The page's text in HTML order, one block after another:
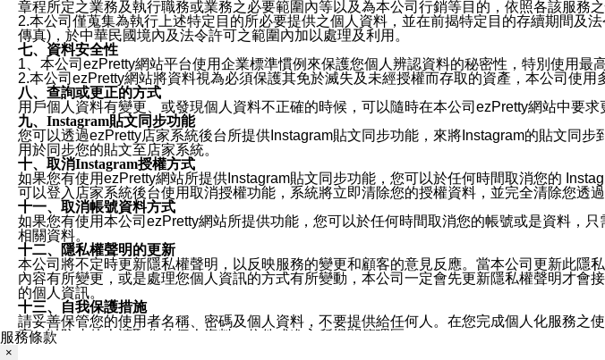
章程所定之業務及執行職務或業務之必要範圍內等以及為本公司行銷等目的，依照各該服務
2.本公司僅蒐集為執行上述特定目的所必要提供之個人資料，並在前揭特定目的存續期間及
傳真)，於中華民國境內及法令許可之範圍內加以處理及利用。
七、資料安全性
1、本公司ezPretty網站平台使用企業標準慣例來保護您個人辨認資料的秘密性，特別使用
2.本公司ezPretty網站將資料視為必須保護其免於滅失及未經授權而存取的資產，本公司使
八、查詢或更正的方式
用戶個人資料有變更、或發現個人資料不正確的時候，可以隨時在本公司ezPretty網站中要求
九、Instagram貼文同步功能
您可以透過ezPretty店家系統後台所提供Instagram貼文同步功能，來將Instagram的貼文同
用於同步您的貼文至店家系統。
十、取消Instagram授權方式
如果您有使用ezPretty網站所提供Instagram貼文同步功能，您可以於任何時間取消您的
可以登入店家系統後台使用取消授權功能，系統將立即清除您的授權資料，並完全清除您透
十一、取消帳號資料方式
如果您有使用本公司ezPretty網站所提供功能，您可以於任何時間取消您的帳號或是資料，只
相關資料。
十二、隱私權聲明的更新
本公司將不定時更新隱私權聲明，以反映服務的變更和顧客的意見反應。當本公司更新此
內容有所變更，或是處理您個人資訊的方式有所變動，本公司一定會先更新隱私權聲明才
的個人資訊。
十三、自我保護措施
請妥善保管您的使用者名稱、密碼及個人資料，不要提供給任何人。在您完成個人化服務
窗，以防止他人讀取您的個人資料、信件或進入所機關管理區。
服務條款
×